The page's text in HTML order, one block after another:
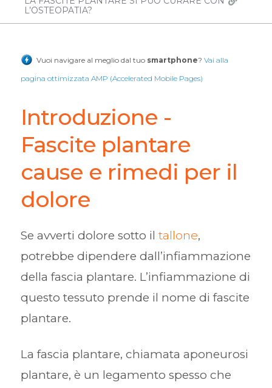
L’OSTEOPATIA?
Vuoi navigare al meglio dal tuo smartphone? Vai alla
pagina ottimizzata AMP (Accelerated Mobile Pages)
Introduzione -
Fascite plantare
cause e rimedi per il
dolore
Se avverti dolore sotto il tallone,
potrebbe dipendere dall’infiammazione
della fascia plantare. L’infiammazione di
questo tessuto prende il nome di fascite
plantare.
La fascia plantare, chiamata aponeurosi
plantare, è un legamento spesso che